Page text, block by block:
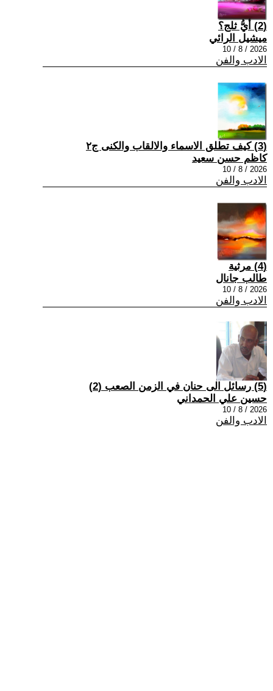
(2) أيُّ ثلج؟
ميشيل الرائي
2026 / 8 / 10
الادب والفن
(3) كيف تطلق الاسماء والالقاب والكنى ج٢
كاظم حسن سعيد
2026 / 8 / 10
الادب والفن
(4) مرثية
طالب جانال
2026 / 8 / 10
الادب والفن
(5) رسائل الى حنان في الزمن الصعب (2)
حسين علي الحمداني
2026 / 8 / 10
الادب والفن